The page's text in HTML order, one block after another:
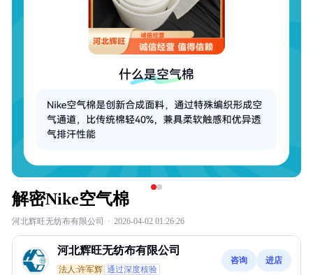
解密Nike空气棉
河北辉旺无纺布有限公司 · 2026-04-02 01:26:26
河北辉旺无纺布有限公司
法人:许军辉 通过深度核验
咨询 进店